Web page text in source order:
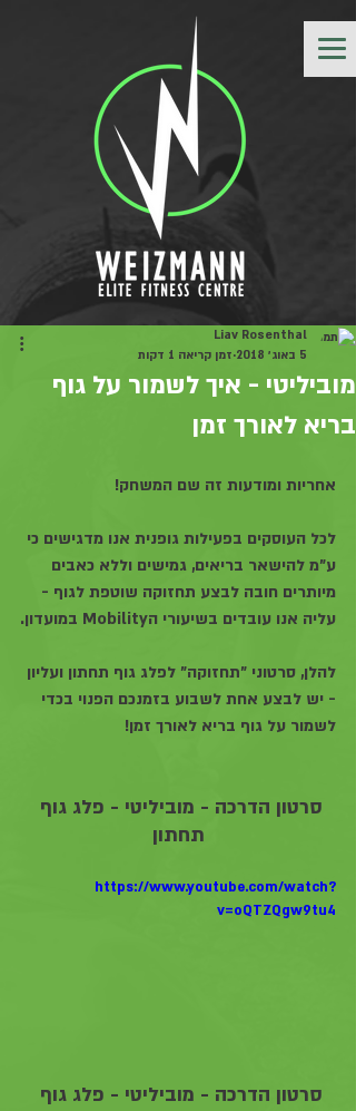
מוביליטי - איך לשמור על גוף
בריא לאורך זמן
Liav Rosenthal
5 באוג׳ 2018
זמן קריאה 1 דקות
אחריות ומודעות זה שם המשחק!
לכל העוסקים בפעילות גופנית אנו מדגישים כי
ע"מ להישאר בריאים, גמישים וללא כאבים
מיותרים חובה לבצע תחזוקה שוטפת לגוף -
עליה אנו עובדים בשיעורי הMobility במועדון.
להלן, סרטוני "תחזוקה" לפלג גוף תחתון ועליון
- יש לבצע אחת לשבוע בזמנכם הפנוי בכדי
לשמור על גוף בריא לאורך זמן!
סרטון הדרכה - מוביליטי - פלג גוף
תחתון
https://www.youtube.com/watch?
v=oQTZQgw9tu4
סרטון הדרכה - מוביליטי - פלג גוף